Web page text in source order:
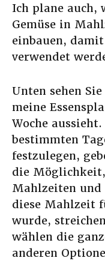
Ich plane auch,
Gemüse in
einbauen,
verwendet
Unten sehen
meine
Woche
bestimmten
festzulegen,
die
Mahlzeiten und
diese Mahlzeit
wurde,
wählen die
anderen